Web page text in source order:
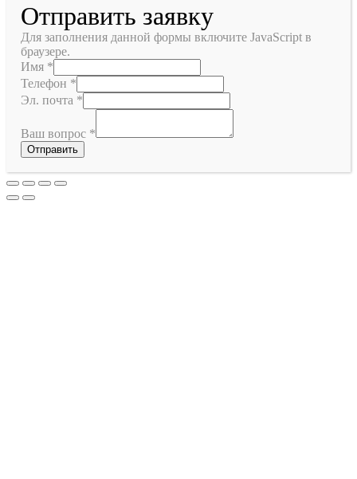
Отправить заявку
Для заполнения данной формы включите JavaScript в
браузере.
Имя *
Телефон *
Эл. почта *
Ваш вопрос *
Отправить